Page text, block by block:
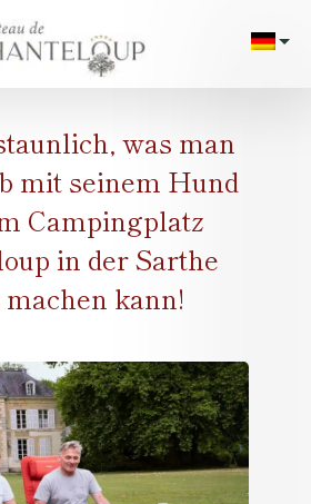
was man
mit seinem Hund
Campingplatz
in der Sarthe
kann!